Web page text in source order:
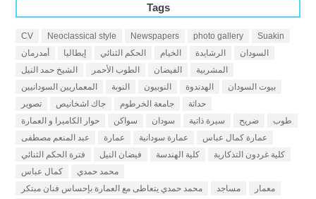
Tags
CV Neoclassical style Newspapers photo gallery
Suakin
أمدرمان
إيطاليا الحكم الثنائي الخيام الرشايدة
السودان
الشيخ حمد النيل
الطوب الأحمر الفيضان
المشربية
المعماريين السودانيين
النوبة النوبيون الهدندوة
بيوت السودان
تصوير
جاك اشخانيص جامعة الخرطوم
حداثة
حوار الكاميرا و العمارة
سواكن سودان سيرة ذاتية ضريح
طوب
عبد المنعم مصطفى
عمارة عمارة سودانية
عمارة كمال عباس
فترة الحكم الثنائي
فيضان النيل كلية الهندسة
كلية غردون التذكارية
كمال عباس
محمد حمدي
محمد حمدي يتعاطى مع العمارة بإحساس فنان مبتكر
مساجد
معمار